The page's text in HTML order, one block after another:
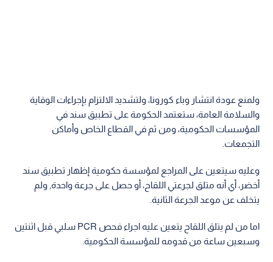
ولمنع عودة انتشار وباء كورونا، ولتشديد الالتزام بإجراءات الوقاية
والسلامة العامة، ستعتمد الحكومة على تطبيق سند في
المؤسسات الحكومية، ومن ثم في القطاع الخاص وأماكن
التجمعات.
وعليه سيتعين على المراجع لمؤسسة حكومية إظهار تطبيق سند
أخضر، أي أنه متلق لجرعتي اللقاح، أو حصل على جرعة واحدة, ولم
يتخلف عن موعد الجرعة الثانية.
اما من لم يتلق اللقاح يتعين عليه اجراء فحص PCR سلبي قبل اثنتين
وسبعين ساعة من قدومه للمؤسسة الحكومية.